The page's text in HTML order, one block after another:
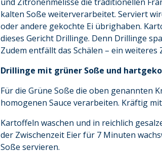
kalten Soße weiterverarbeitet. Serviert
oder andere gekochte Ei übrighaben.
dieses Gericht Drillinge. Denn Drillinge
Zudem entfällt das Schälen – ein weiteres
Drillinge mit grüner Soße und
Für die Grüne Soße die oben genannten
homogenen Sauce verarbeiten. Kräftig
Kartoffeln waschen und in reichlich
der Zwischenzeit Eier für 7 Minuten
Soße servieren.